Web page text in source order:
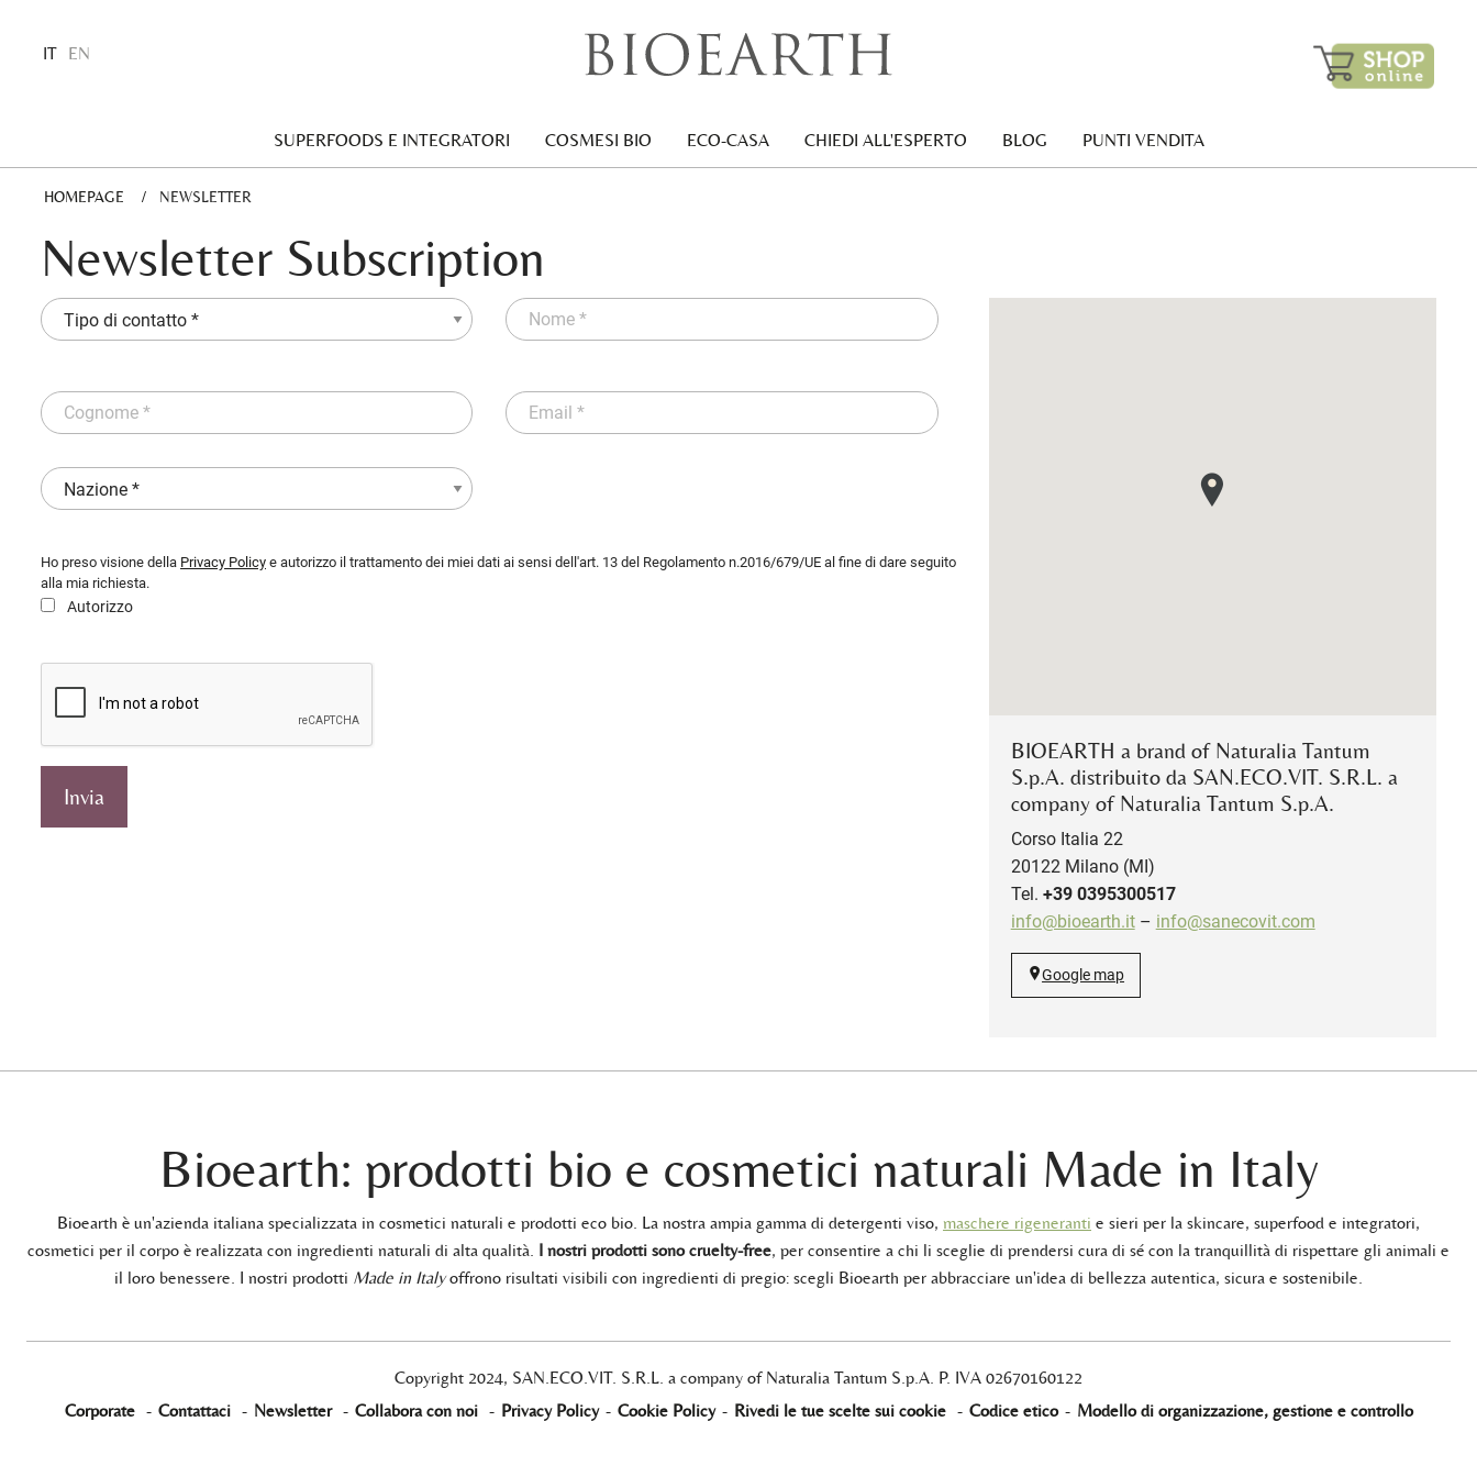
IT EN
SUPERFOODS E INTEGRATORI COSMESI BIO ECO-CASA CHIEDI ALL'ESPERTO BLOG PUNTI VENDITA
HOMEPAGE CURRENT:
NEWSLETTER
Newsletter Subscription
Ho preso visione della Privacy Policy e autorizzo il trattamento dei miei dati ai sensi dell'art. 13 del Regolamento n.2016/679/UE al fine di dare seguito
alla mia richiesta.
Autorizzo
Invia
BIOEARTH a brand of Naturalia Tantum
S.p.A. distribuito da SAN.ECO.VIT. S.R.L. a
company of Naturalia Tantum S.p.A.
Corso Italia 22
20122 Milano (MI)
Tel. +39 0395300517
info@bioearth.it– info@sanecovit.com
Google map
Bioearth: prodotti bio e cosmetici naturali Made in Italy
Bioearth è un'azienda italiana specializzata in cosmetici naturali e prodotti eco bio. La nostra ampia gamma di detergenti viso, maschere rigeneranti e sieri per la skincare, superfood e integratori,
cosmetici per il corpo è realizzata con ingredienti naturali di alta qualità. I nostri prodotti sono cruelty-free, per consentire a chi li sceglie di prendersi cura di sé con la tranquillità di rispettare gli animali e
il loro benessere. I nostri prodotti Made in Italyoffrono risultati visibili con ingredienti di pregio: scegli Bioearth per abbracciare un'idea di bellezza autentica, sicura e sostenibile.
Copyright 2024, SAN.ECO.VIT. S.R.L. a company of Naturalia Tantum S.p.A. P. IVA 02670160122
Corporate - Contattaci - Newsletter - Collabora con noi - Privacy Policy - Cookie Policy - Rivedi le tue scelte sui cookie - Codice etico - Modello di organizzazione, gestione e controllo